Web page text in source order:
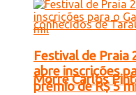
Morre Carlos
Festival de Praia
abre inscrições
prêmio de R$ 5